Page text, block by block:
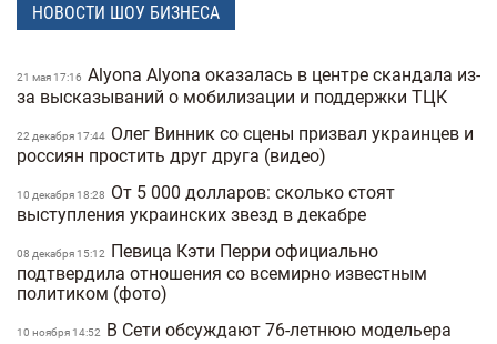
НОВОСТИ ШОУ БИЗНЕСА
21 мая 17:16 Alyona Alyona оказалась в центре скандала из-
за высказываний о мобилизации и поддержки ТЦК
22 декабря 17:44 Олег Винник со сцены призвал украинцев и
россиян простить друг друга (видео)
10 декабря 18:28
От 5 000 долларов: сколько стоят
выступления украинских звезд в декабре
08 декабря 15:12
Певица Кэти Перри официально
подтвердила отношения со всемирно известным
политиком (фото)
10 ноября 14:52
В Сети обсуждают 76-летнюю модельера